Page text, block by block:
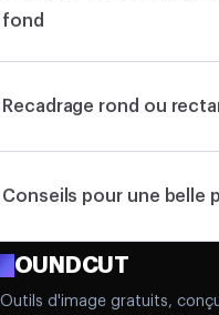
fond
Recadrage rond ou
Conseils pour une belle
ROUNDCUT
Outils d'image gratuits,